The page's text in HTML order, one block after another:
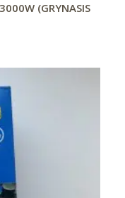
(GRYNASIS